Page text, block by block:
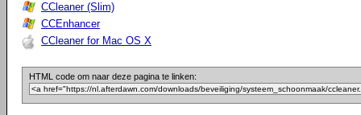
CCleaner (Slim)
CCEnhancer
CCleaner for Mac OS X
HTML code om naar deze pagina te linken: